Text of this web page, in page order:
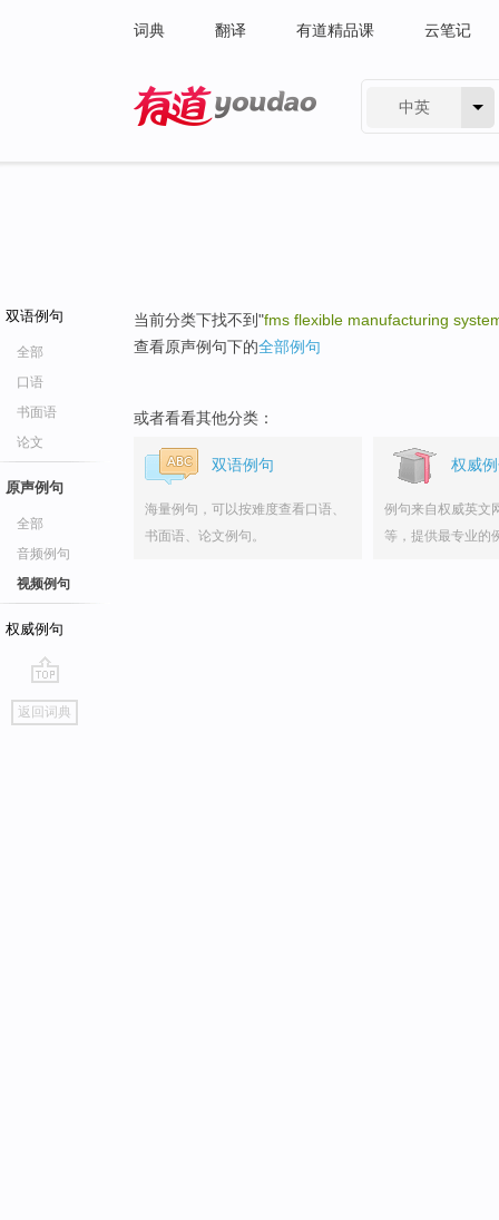
词典 翻译 有道精品课 云笔记
中英
双语例句
全部
口语
书面语
论文
原声例句
全部
音频例句
视频例句
权威例句
go
top
返回词典
当前分类下找不到"fms flexible manufacturing
查看原声例句下的全部例句
或者看看其他分类：
双语例句
海量例句，可以按难度查看口语、
书面语、论文例句。
权威
例句来自权威英文
等，提供最专业的